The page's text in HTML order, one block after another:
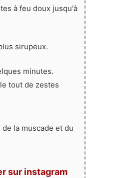
à feu doux jusqu'à
sirupeux.
minutes.
tout de zestes
la muscade et du
sur instagram